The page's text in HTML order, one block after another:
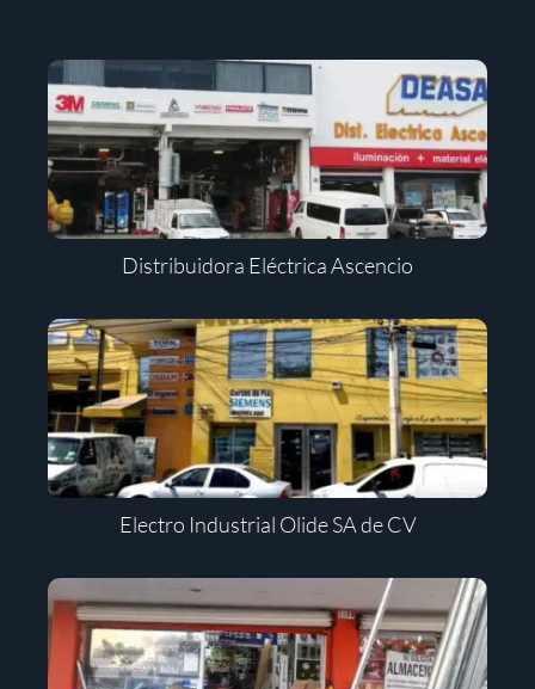
Distribuidora Eléctrica Ascencio
Electro Industrial Olide SA de CV